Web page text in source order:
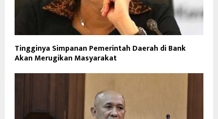
Tingginya Simpanan Pemerintah Daerah di Bank
Akan Merugikan Masyarakat